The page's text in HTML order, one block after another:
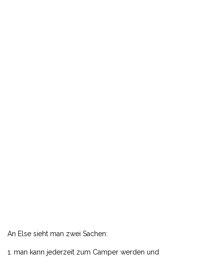
An Else sieht man zwei Sachen:
man kann jederzeit zum Camper werden und